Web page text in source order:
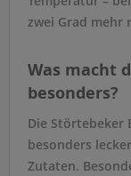
zwei Grad mehr
Was macht
besonders?
Die Störtebeker
besonders
Zutaten.